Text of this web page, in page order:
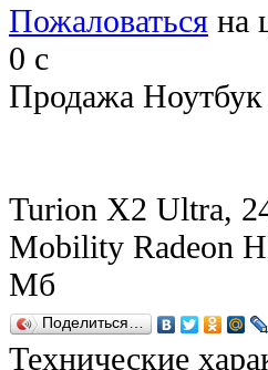
Пожаловаться на
0 c
Продажа
Turion X2 Ultra,
Mobility Radeon
Мб
Поделиться…
Технические